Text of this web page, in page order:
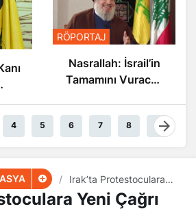
RÖPORTAJ
Nasrallah: İsrail’in
Tamamını Vuracak
4 5 6 7 8 9
Irak’ta Protestoculara
Yeni Çağrı
Yeni Çağrı